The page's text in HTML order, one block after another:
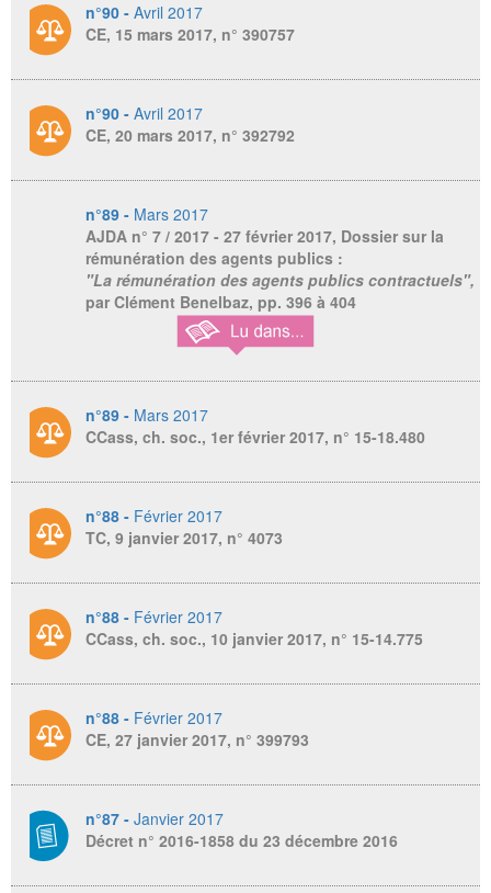
n°90 - Avril 2017
CE, 15 mars 2017, n° 390757
n°90 - Avril 2017
CE, 20 mars 2017, n° 392792
n°89 - Mars 2017
AJDA n° 7 / 2017 - 27 février 2017, Dossier sur la
rémunération des agents publics :
"La rémunération des agents publics contractuels",
par Clément Benelbaz, pp. 396 à 404
n°89 - Mars 2017
CCass, ch. soc., 1er février 2017, n° 15-18.480
n°88 - Février 2017
TC, 9 janvier 2017, n° 4073
n°88 - Février 2017
CCass, ch. soc., 10 janvier 2017, n° 15-14.775
n°88 - Février 2017
CE, 27 janvier 2017, n° 399793
n°87 - Janvier 2017
Décret n° 2016-1858 du 23 décembre 2016